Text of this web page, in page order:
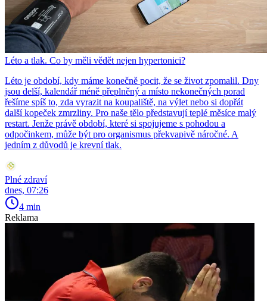
Léto a tlak. Co by měli vědět nejen hypertonici?
Léto je období, kdy máme konečně pocit, že se život zpomalil. Dny
jsou delší, kalendář méně přeplněný a místo nekonečných porad
řešíme spíš to, zda vyrazit na koupaliště, na výlet nebo si dopřát
další kopeček zmrzliny. Pro naše tělo představují teplé měsíce malý
restart. Jenže právě období, které si spojujeme s pohodou a
odpočinkem, může být pro organismus překvapivě náročné. A
jedním z důvodů je krevní tlak.
Plné zdraví
dnes, 07:26
4 min
Reklama